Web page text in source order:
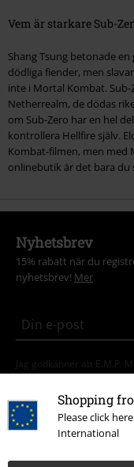
Shopping
Please click
International
Vem är starkare Sub-
Shang Tsung betonade
dödliga fiender, men
inte i Mortal Kombat.
Netherrealm, de dödas
om Sub-Zero har en hel
kontrollera Hellfire själv.
Kombat-filmen, men med
onlinebutik är det bara du
Nyhetsbrev
15% rabatt när du
nyhetsbrev! Mer
Jag godkänner att E.M.P.
om deras produkter. Jag
behandlas enligt deras
samtycke när som helst
prenumeration som finns